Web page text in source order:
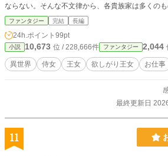
ならない。そんな不文律から、各貴族家は多くの
家宝、辺境伯家の家畜まで。 王女は欲しがって欲
守ってきた。 しかし、本人も周りも真実を公には
い王女殿下。そんな王女殿下から、子爵令嬢に招待状が届いて
女殿下は欲しがり王女』 『公爵閣下、社交界の常
ファンタジー 完結 長編
24h.ポイント 99pt
小説 10,673 位 / 228,666件 ファンタジー 2,044
異世界 侍女 王女 欲しがり王女 お仕事
最終更新日
11